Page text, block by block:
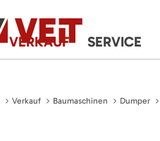
VERKAUF SERVICE
Verkauf Baumaschinen Dumper